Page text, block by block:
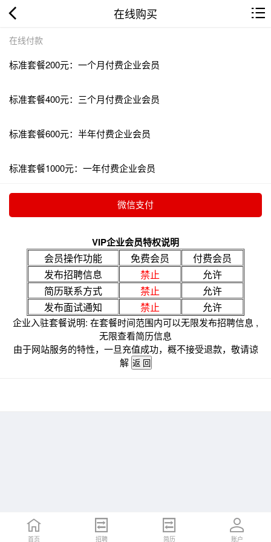
在线购买
在线付款
标准套餐200元：一个月付费企业会员
标准套餐400元：三个月付费企业会员
标准套餐600元：半年付费企业会员
标准套餐1000元：一年付费企业会员
VIP企业会员特权说明
会员操作功能 免费会员
付费会员
发布招聘信息
禁止
允许
简历联系方式
禁止
允许
发布面试通知
禁止 允许
企业入驻套餐说明: 在套餐时间范围内可以无限发布招聘信息 ,
无限查看简历信息
由于网站服务的特性，一旦充值成功，概不接受退款，敬请谅
解
首页 招聘 简历 账户